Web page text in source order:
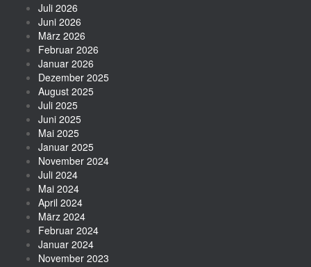
Juli 2026
Juni 2026
März 2026
Februar 2026
Januar 2026
Dezember 2025
August 2025
Juli 2025
Juni 2025
Mai 2025
Januar 2025
November 2024
Juli 2024
Mai 2024
April 2024
März 2024
Februar 2024
Januar 2024
November 2023